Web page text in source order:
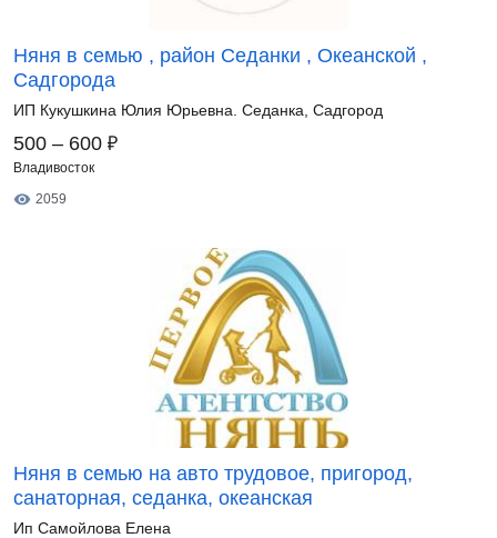
Няня в семью , район Седанки , Океанской ,
Садгорода
ИП Кукушкина Юлия Юрьевна. Седанка, Садгород
500 – 600 ₽
Владивосток
2059
Няня в семью на авто трудовое, пригород,
санаторная, седанка, океанская
Ип Самойлова Елена